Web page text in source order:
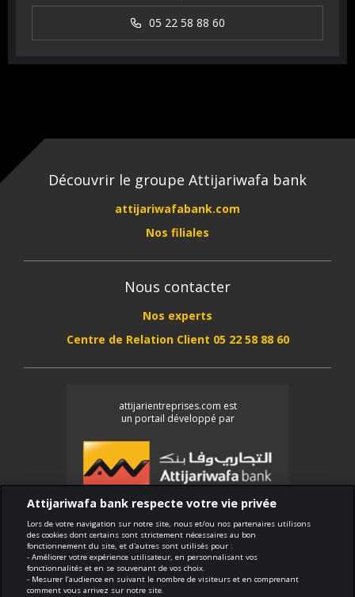
05 22 58 88 60
Découvrir le groupe Attijariwafa bank
attijariwafabank.com
Nos filiales
Nous contacter
Nos experts
Centre de Relation Client 05 22 58 88 60
attijarientreprises.com est
un portail développé par
Conformité
Conditions générales d'utilisation
Sécurité et confidentialité
Attijariwafa bank respecte votre vie privée
Lors de votre navigation sur notre site, nous et/ou nos partenaires utilisons
des cookies dont certains sont strictement nécessaires au bon
fonctionnement du site, et d'autres sont utilisés pour :
- Améliorer votre expérience utilisateur, en personnalisant vos
fonctionnalités et en se souvenant de vos choix.
- Mesurer l’audience en suivant le nombre de visiteurs et en comprenant
comment vous arrivez sur notre site.